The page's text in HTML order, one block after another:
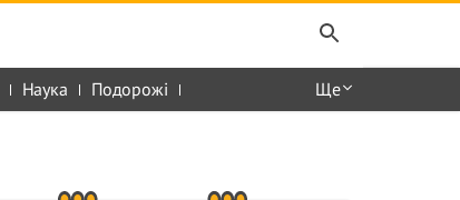
Наука Подорожі Ще